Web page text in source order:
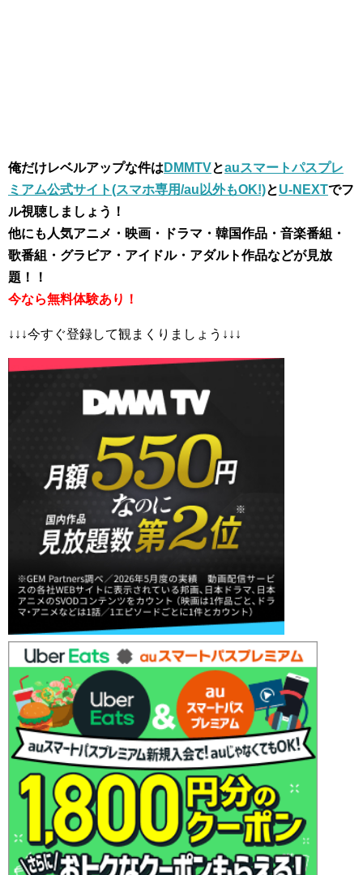
俺だけレベルアップな件は DMMTVとauスマートパスプレ
ミアム公式サイト(スマホ専用/au以外もOK!)とU-NEXTでフ
ル視聴しましょう！
他にも人気アニメ・映画・ドラマ・韓国作品・音楽番組・
歌番組・グラビア・アイドル・アダルト作品などが見放
題！！
今なら無料体験あり！
↓↓↓今すぐ登録して観まくりましょう↓↓↓